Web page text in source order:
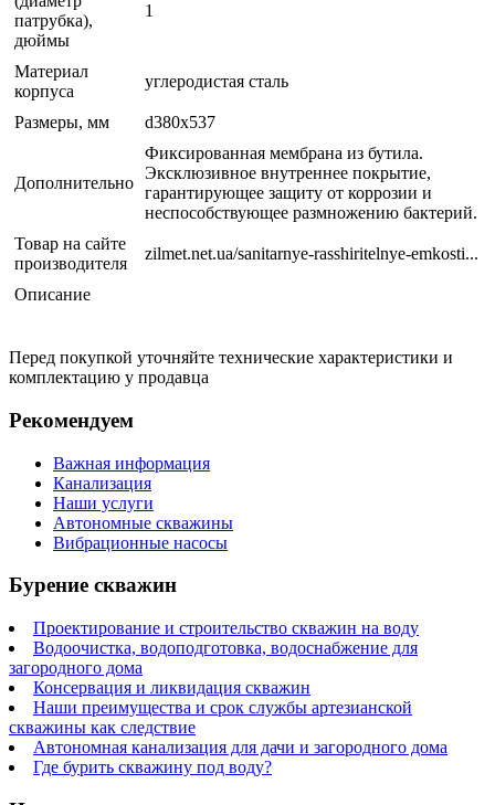
патрубка),
дюймы
1
Материал
корпуса
углеродистая сталь
Размеры, мм d380х537
Дополнительно
Фиксированная мембрана из бутила.
Эксклюзивное внутреннее покрытие,
гарантирующее защиту от коррозии и
неспособствующее размножению бактерий.
Товар на сайте
производителя
zilmet.net.ua/sanitarnye-rasshiritelnye-emkosti...
Описание
Перед покупкой уточняйте технические характеристики и
комплектацию у продавца
Рекомендуем
Важная информация
Канализация
Наши услуги
Автономные скважины
Вибрационные насосы
Бурение скважин
Проектирование и строительство скважин на воду
Водоочистка, водоподготовка, водоснабжение для
загородного дома
Консервация и ликвидация скважин
Наши преимущества и срок службы артезианской
скважины как следствие
Автономная канализация для дачи и загородного дома
Где бурить скважину под воду?